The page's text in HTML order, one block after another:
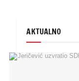
AKTUALNO